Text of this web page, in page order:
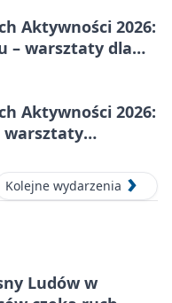
Aktywności 2026:
– warsztaty dla
Aktywności 2026:
warsztaty
Kolejne wydarzenia
Ludów w